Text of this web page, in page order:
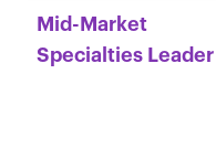
Mid-Market
Specialties Leader